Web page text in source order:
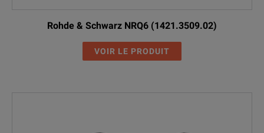
Rohde & Schwarz NRQ6 (1421.3509.02)
VOIR LE PRODUIT